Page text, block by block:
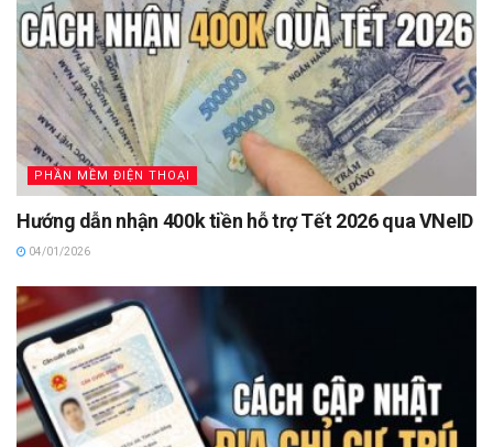
PHẦN MỀM ĐIỆN THOẠI
Hướng dẫn nhận 400k tiền hỗ trợ Tết 2026 qua VNeID
04/01/2026